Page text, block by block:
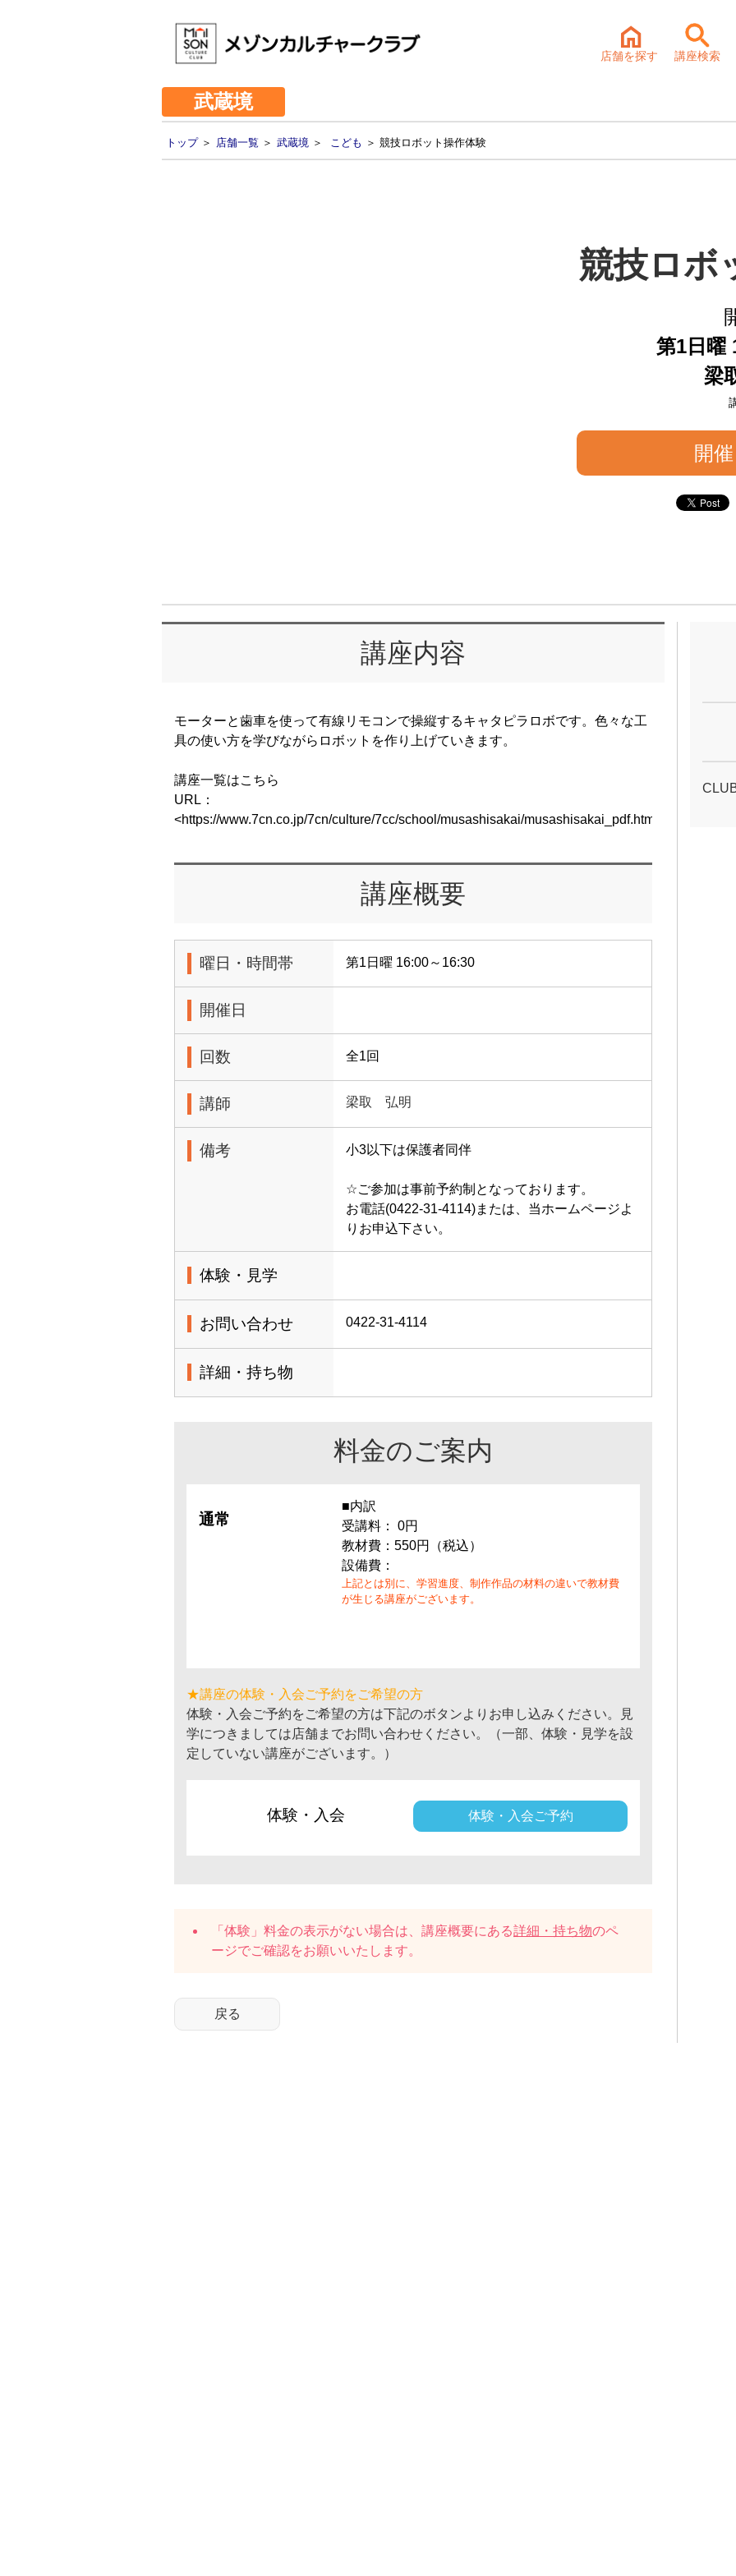
店舗を探す 講座検索
武蔵境
トップ＞ 店舗一覧 ＞ 武蔵境 ＞ こども ＞ 競技ロボット操作体験
競技ロボ
第1日曜
梁
開
講座内容
モーターと歯車を使って有線リモコンで操縦するキャタピラロボです。色々な工
具の使い方を学びながらロボットを作り上げていきます。
講座一覧はこちら
URL：
<https://www.7cn.co.jp/7cn/culture/7cc/school/musashisakai/musashisakai_pdf.html〉
講座概要
曜日・時間帯 第1日曜 16:00～16:30
開催日
回数 全1回
講師 梁取 弘明
備考 小3以下は保護者同伴
☆ご参加は事前予約制となっております。
お電話(0422-31-4114)または、当ホームページよ
りお申込下さい。
体験・見学
お問い合わせ 0422-31-4114
詳細・持ち物
料金のご案内
通常
■内訳
受講料： 0円
教材費：550円（税込）
設備費：
上記とは別に、学習進度、制作作品の材料の違いで教材費
が生じる講座がございます。
★講座の体験・入会ご予約をご希望の方
体験・入会ご予約をご希望の方は下記のボタンよりお申し込みください。見
学につきましては店舗までお問い合わせください。（一部、体験・見学を設
定していない講座がございます。）
体験・入会 体験・入会ご予約
「体験」料金の表示がない場合は、講座概要にある詳細・持ち物のペ
ージでご確認をお願いいたします。